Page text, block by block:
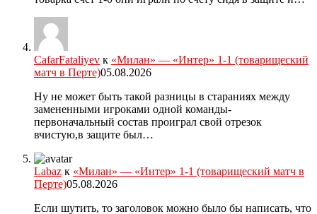
CafarFataliyev к «Милан» — «Интер» 1-1 (товарищеский
матч в Перте)05.08.2026
Ну не может быть такой разницы в стараниях между
замененными игроками одной команды-
первоначальный состав проиграл свой отрезок
вчистую,в защите был…
Labaz к «Милан» — «Интер» 1-1 (товарищеский матч в
Перте)05.08.2026
Если шутить, то заголовок можно было бы написать, что